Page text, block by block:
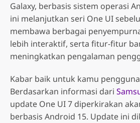
Galaxy, berbasis sistem operasi
ini melanjutkan seri One UI
membawa berbagai
lebih interaktif, serta fitur-fitur
meningkatkan pengalaman
Kabar baik untuk kamu
Berdasarkan informasi dari
update One UI 7 diperkirakan
berbasis Android 15. Update ini